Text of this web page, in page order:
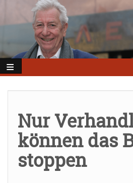
Inhalt
Nur
können das
stoppen